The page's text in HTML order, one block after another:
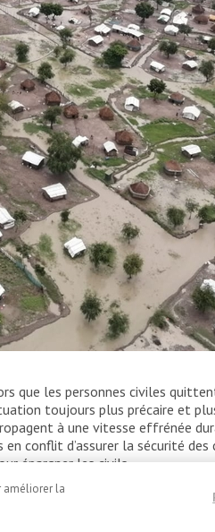
que les personnes civiles
toujours plus précaire et
à une vitesse effrénée
en conflit d’assurer la sécurité
épargner les civils.
améliorer la